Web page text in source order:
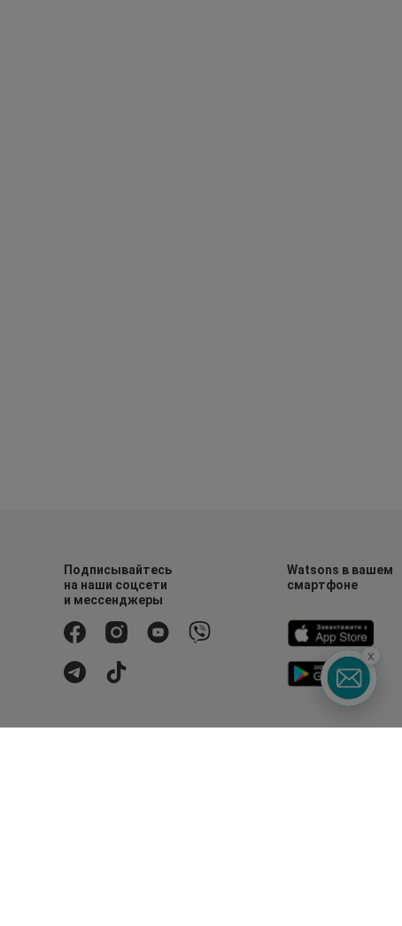
Подписывайтесь
на наши соцсети
и мессенджеры
Watsons в вашем
смартфоне
x